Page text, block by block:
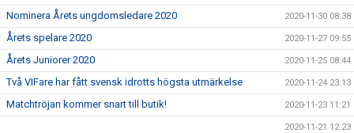
Nominera Årets ungdomsledare 2020 2020-11-30 08:38
Årets spelare 2020 2020-11-27 09:55
Årets Juniorer 2020 2020-11-25 08:44
Två VIFare har fått svensk idrotts högsta utmärkelse 2020-11-24 23:13
Matchtröjan kommer snart till butik! 2020-11-23 11:21
2020-11-21 12:23